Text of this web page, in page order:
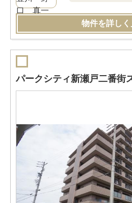
物件を詳しく
パークシティ新瀬戸二番街